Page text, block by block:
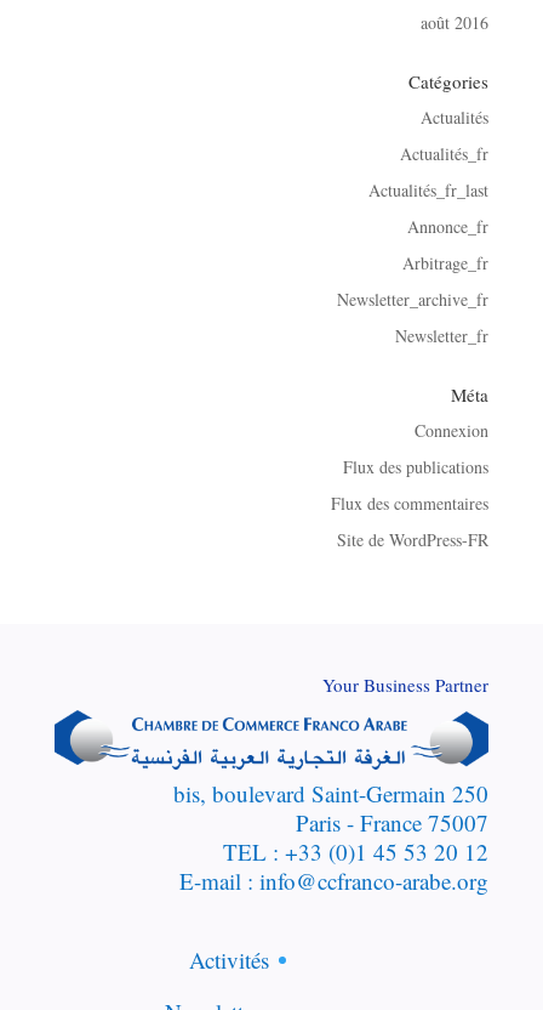
août 2016
Catégories
Actualités
Actualités_fr
Actualités_fr_last
Annonce_fr
Arbitrage_fr
Newsletter_archive_fr
Newsletter_fr
Méta
Connexion
Flux des publications
Flux des commentaires
Site de WordPress-FR
Your Business Partner
250 bis, boulevard Saint-Germain
75007 Paris - France
TEL : +33 (0)1 45 53 20 12
E-mail : info@ccfranco-arabe.org
Activités